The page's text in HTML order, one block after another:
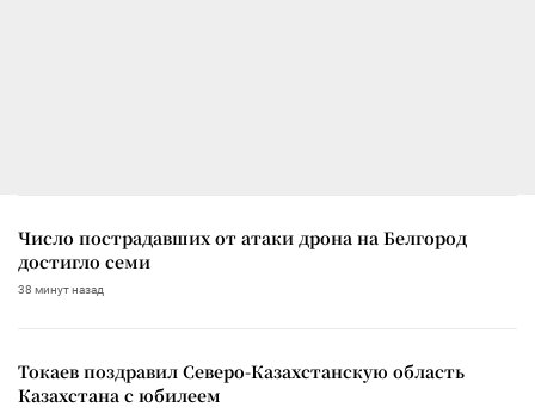
Число пострадавших от атаки дрона на Белгород
достигло семи
38 минут назад
Токаев поздравил Северо-Казахстанскую область
Казахстана с юбилеем